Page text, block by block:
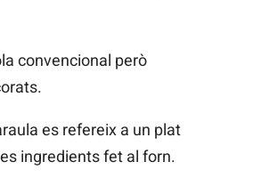
convencional però
es refereix a un plat
ingredients fet al forn.